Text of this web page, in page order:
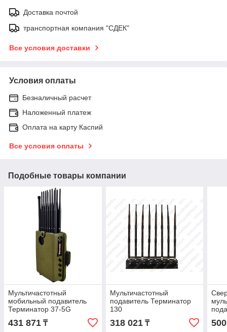
Доставка почтой
транспортная компания "СДЕК"
Все условия доставки
Условия оплаты
Безналичный расчет
Наложенный платеж
Оплата на карту Каспий
Все условия оплаты
Подобные товары компании
Мультичастотный
мобильный подавитель
Терминатор 37-5G
431 871 ₸
Мультичастотный
подавитель Терминатор
130
318 021₸